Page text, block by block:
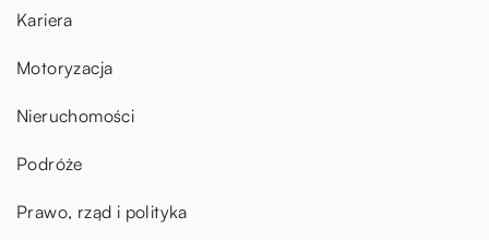
Kariera
Motoryzacja
Nieruchomości
Podróże
Prawo, rząd i polityka